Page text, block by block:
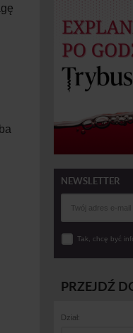
NEWSLETTER
Tak, chcę być
PRZEJDŹ
Dział: